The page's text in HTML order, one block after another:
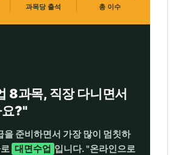
과목당 출석 총 이수
8과목, 직장 다니면서
?"
을 준비하면서 가장 많이 멈칫하
대면수업 입니다. "온라인으로